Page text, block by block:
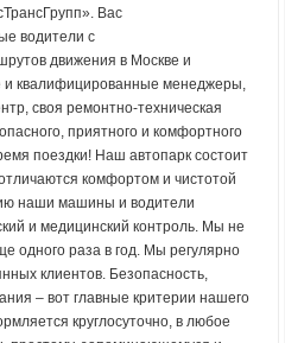
Вас
водители с
движения в Москве и
и квалифицированные менеджеры,
своя ремонтно-техническая
приятного и комфортного
поездки! Наш автопарк состоит
комфортом и чистотой
наши машины и водители
и медицинский контроль. Мы не
одного раза в год. Мы регулярно
клиентов. Безопасность,
– вот главные критерии нашего
круглосуточно, в любое